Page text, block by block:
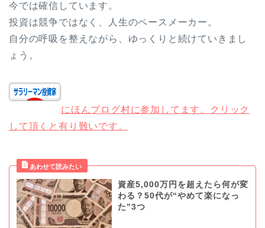
今では確信しています。
投資は競争ではなく、人生のペースメーカー。
自分の呼吸を整えながら、ゆっくりと続けていきまし
ょう。
にほんブログ村に参加してます。クリック
して頂くと有り難いです。
資産5,000万円を超えたら何が変
わる？50代が“やめて楽になっ
た”3つ